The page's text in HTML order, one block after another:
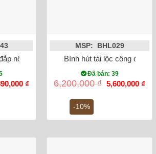
nổi Heo dát vàng 24K màu xanh lam
₫
4,890,000 ₫.
-10%
MSP: BHL029
Bình hút tài lộc công đào
Đã bán: 39
6,200,000₫ Giá
gốc
5,600,000 ₫